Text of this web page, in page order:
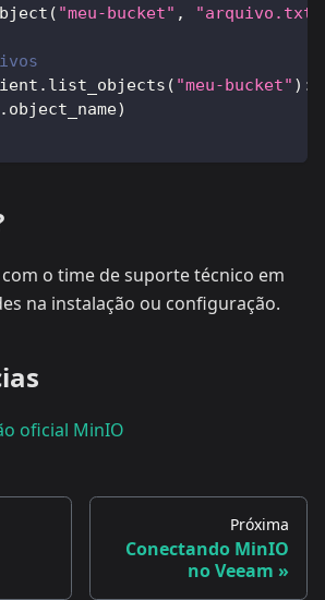
( "meu-bucket" , "arquivo.txt"
. list_objects ( "meu-bucket" ) :
. object_name)
o time de suporte técnico em
na instalação ou configuração.
oficial MinIO
Próxima
Conectando MinIO
no Veeam